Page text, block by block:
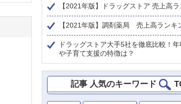
【2021年版】ドラッグストア 売上高
【2021年版】調剤薬局 売上高ランキ
ドラッグストア大手5社を徹底比較！
や子育て支援の特徴は？
記事 人気のキーワード